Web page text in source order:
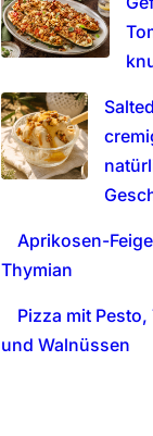
Aprikosen-
Thymian
Pizza mit
und Walnüssen